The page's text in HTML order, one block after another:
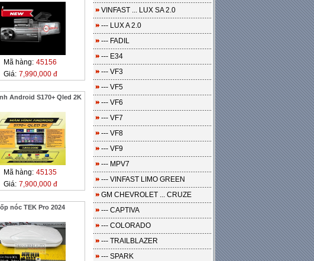
Mã hàng: 45156
Giá: 7,990,000 đ
Android S170+ Qled 2K
Mã hàng: 45135
Giá: 7,900,000 đ
nóc TEK Pro 2024
VINFAST ... LUX SA 2.0
--- LUX A 2.0
--- FADIL
--- E34
--- VF3
--- VF5
--- VF6
--- VF7
--- VF8
--- VF9
--- MPV7
--- VINFAST LIMO GREEN
GM CHEVROLET ... CRUZE
--- CAPTIVA
--- COLORADO
--- TRAILBLAZER
--- SPARK